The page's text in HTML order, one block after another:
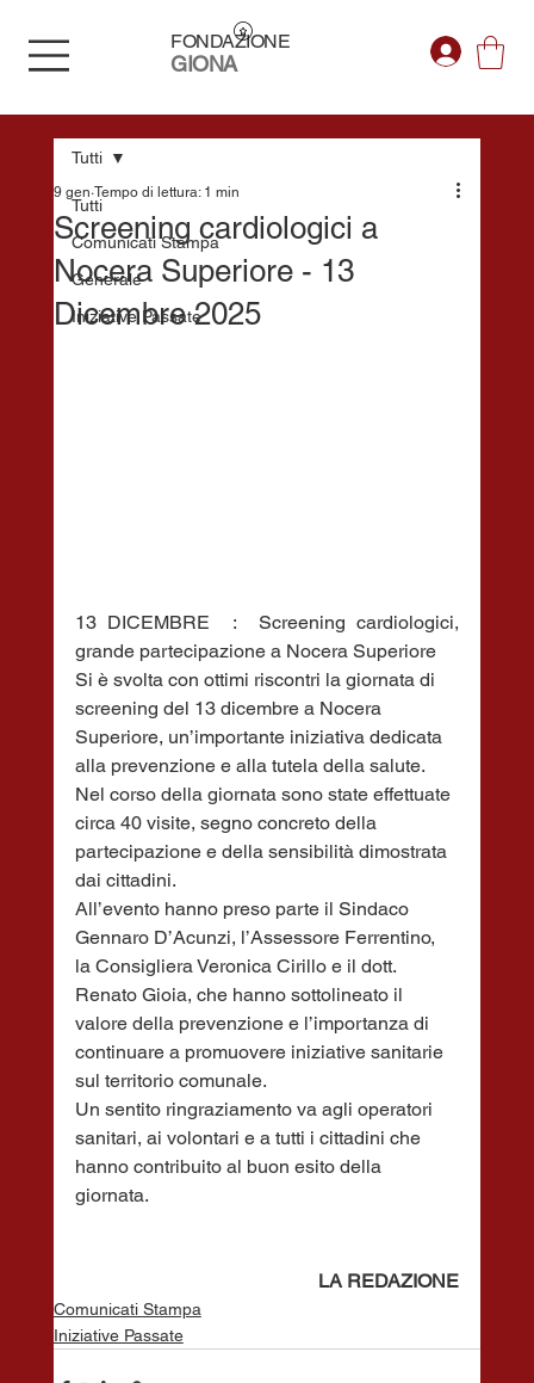
FONDAZIONE
GIONA
Tutti
Comunicati Stampa
Generale
Iniziative Passate
Tutti
Screening cardiologici a
Nocera Superiore - 13
Dicembre 2025
9 gen Tempo di lettura: 1 min
13 DICEMBRE  :  Screening cardiologici,
grande partecipazione a Nocera Superiore
Si è svolta con ottimi riscontri la giornata di
screening del 13 dicembre a Nocera
Superiore, un’importante iniziativa dedicata
alla prevenzione e alla tutela della salute.
Nel corso della giornata sono state effettuate
circa 40 visite, segno concreto della
partecipazione e della sensibilità dimostrata
dai cittadini.
All’evento hanno preso parte il Sindaco
Gennaro D’Acunzi, l’Assessore Ferrentino,
la Consigliera Veronica Cirillo e il dott.
Renato Gioia, che hanno sottolineato il
valore della prevenzione e l’importanza di
continuare a promuovere iniziative sanitarie
sul territorio comunale.
Un sentito ringraziamento va agli operatori
sanitari, ai volontari e a tutti i cittadini che
hanno contribuito al buon esito della
giornata.
LA REDAZIONE
Comunicati Stampa
Iniziative Passate